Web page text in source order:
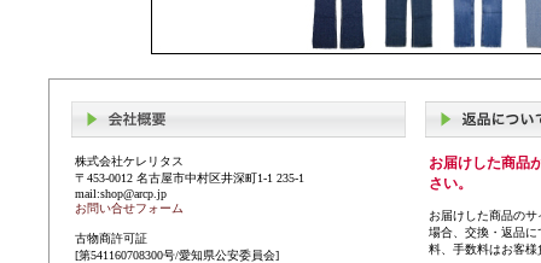
株式会社ケレリタス
〒453-0012 名古屋市中村区井深町1-1 235-1
mail:shop@arcp.jp
お問い合せフォーム
古物商許可証
[第541160708300号/愛知県公安委員会]
お届けした商品
さい。
お届けした商品の
場合、交換・返品
料、手数料はお客